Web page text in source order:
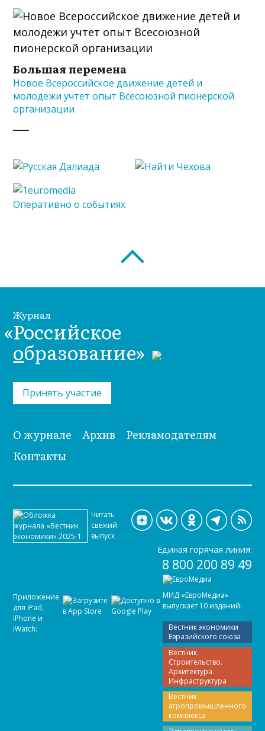
Большая перемена
Новое Всероссийское движение детей и
молодежи учтет опыт Всесоюзной пионерской
организации
Журнал
«Российское
образование»
Принять участие
О журнале Архив
Рекламодателям
Контакты
МИД «ЕвроМедиа»
выпускает 10 изданий:
Вестник экономики
Евразийского союза
Вестник.
Строительство.
Архитектура.
Инфраструктура
Вестник
агропромышленного
комплекса
Читать
свежий
выпуск
Приложение
для iPad,
iPhone и
iWatch:
Единая горячая линия:
8 800 200 89 49